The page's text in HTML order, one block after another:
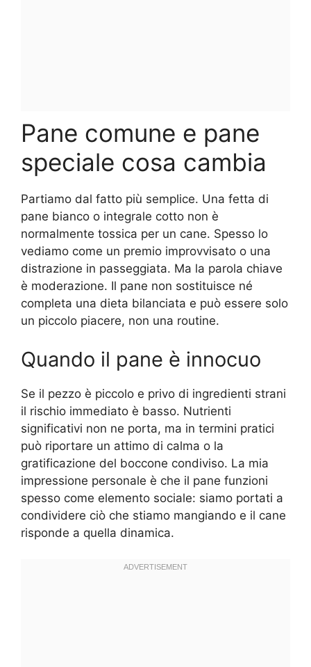
Pane comune e pane
speciale cosa cambia
Partiamo dal fatto più semplice. Una fetta di
pane bianco o integrale cotto non è
normalmente tossica per un cane. Spesso lo
vediamo come un premio improvvisato o una
distrazione in passeggiata. Ma la parola chiave
è moderazione. Il pane non sostituisce né
completa una dieta bilanciata e può essere solo
un piccolo piacere, non una routine.
Quando il pane è innocuo
Se il pezzo è piccolo e privo di ingredienti strani
il rischio immediato è basso. Nutrienti
significativi non ne porta, ma in termini pratici
può riportare un attimo di calma o la
gratificazione del boccone condiviso. La mia
impressione personale è che il pane funzioni
spesso come elemento sociale: siamo portati a
condividere ciò che stiamo mangiando e il cane
risponde a quella dinamica.